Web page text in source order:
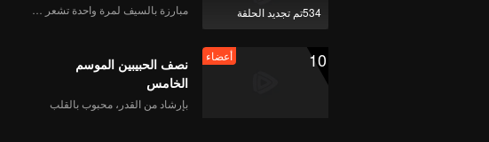
534تم تجديد الحلقة
10 أعضاء
نصف الحبيبين الموسم
الخامس
بإرشاد من القدر، محبوب بالقلب